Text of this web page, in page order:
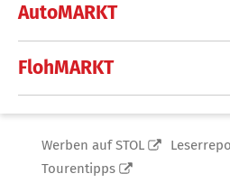
AutoMARKT
FlohMARKT
Werben auf STOL
Tourentipps